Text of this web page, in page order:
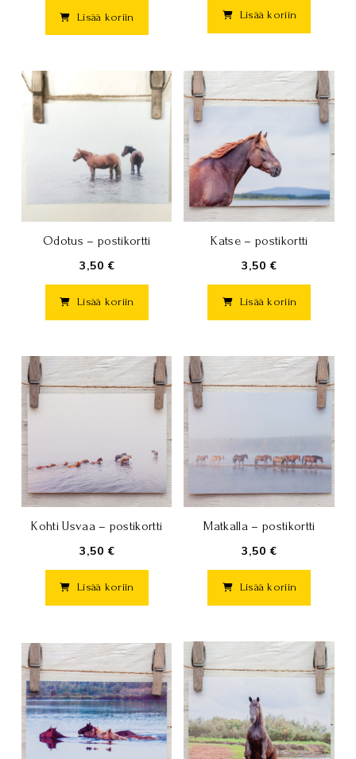
Lisää koriin Lisää koriin
Odotus – postikortti
3,50 €
Lisää koriin
Katse – postikortti
3,50 €
Lisää koriin
Kohti Usvaa – postikortti
3,50 €
Lisää koriin
Matkalla – postikortti
3,50 €
Lisää koriin